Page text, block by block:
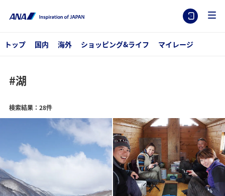
トップ 国内 海外 ショッピング&ライフ マイレージ
#湖
検索結果：28件